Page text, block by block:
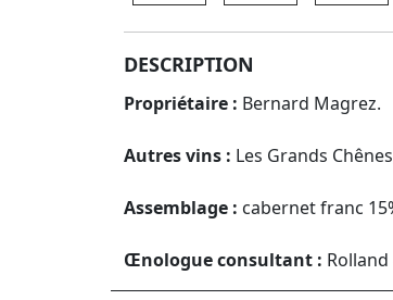
DESCRIPTION
Propriétaire : Bernard Magrez.
Autres vins : Les Grands
Assemblage : cabernet franc
Œnologue consultant : Rolland